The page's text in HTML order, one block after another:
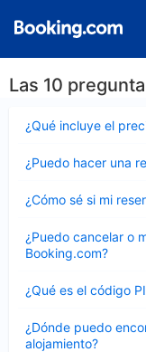
Las 10
¿Qué incluye el
cerrado
¿Puedo hacer una
cerrado
¿Cómo sé si mi
cerrado
¿Puedo cancelar o
Booking.com?
cerrado
¿Qué es el código
cerrado
¿Dónde puedo
alojamiento?
cerrado